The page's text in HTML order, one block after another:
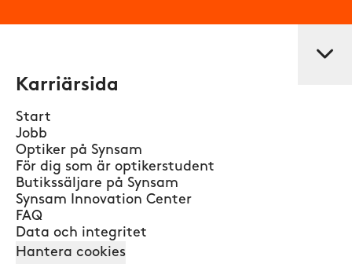
Karriärsida
Start
Jobb
Optiker på Synsam
För dig som är optikerstudent
Butikssäljare på Synsam
Synsam Innovation Center
FAQ
Data och integritet
Hantera cookies